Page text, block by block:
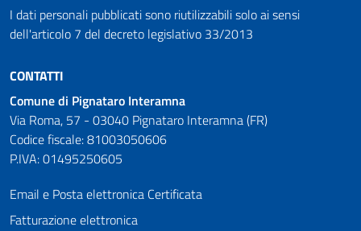
I dati personali pubblicati sono riutilizzabili solo ai sensi
dell'articolo 7 del decreto legislativo 33/2013
CONTATTI
Comune di Pignataro Interamna
Via Roma, 57 - 03040 Pignataro Interamna (FR)
Codice fiscale: 81003050606
P.IVA: 01495250605
Email e Posta elettronica Certificata
Fatturazione elettronica